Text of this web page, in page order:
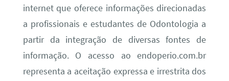
internet que oferece informações direcionadas
a profissionais e estudantes de Odontologia a
partir da integração de diversas fontes de
informação. O acesso ao endoperio.com.br
representa a aceitação expressa e irrestrita dos